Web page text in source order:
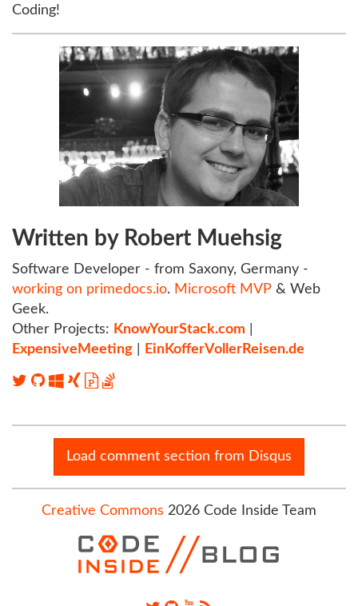
Coding!
Written by Robert Muehsig
Software Developer - from Saxony, Germany -
working on primedocs.io. Microsoft MVP & Web
Geek.
Other Projects: KnowYourStack.com
ExpensiveMeeting
EinKofferVollerReisen.de
Load comment section from Disqus
Creative Commons 2026 Code Inside Team